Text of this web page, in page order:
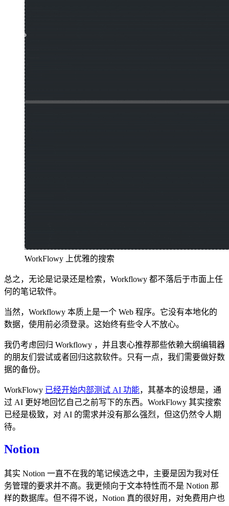
WorkFlowy 上优雅的搜索
总之，无论是记录还是检索，Workflowy 都不落后于市面上任
何的笔记软件。
当然，Workflowy 本质上是一个 Web 程序。它没有本地化的
数据，使用前必须登录。这始终有些令人不放心。
我仍考虑回归 Workflowy ，并且衷心推荐那些依赖大纲编辑器
的朋友们尝试或者回归这款软件。只有一点，我们需要做好数
据的备份。
WorkFlowy 已经开始内部测试 AI 功能，其基本的设想是，通
过 AI 更好地回忆自己之前写下的东西。WorkFlowy 其实搜索
已经是极致，对 AI 的需求并没有那么强烈，但这仍然令人期
待。
Notion
其实 Notion 一直不在我的笔记候选之中，主要是因为我对任
务管理的要求并不高。我更倾向于文本特性而不是 Notion 那
样的数据库。但不得不说，Notion 真的很好用，对免费用户也